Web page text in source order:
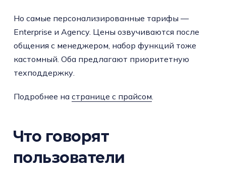
Но самые персонализированные тарифы —
Enterprise и Agency. Цены озвучиваются после
общения с менеджером, набор функций тоже
кастомный. Оба предлагают приоритетную
техподдержку.
Подробнее на странице с прайсом
Что говорят
пользователи